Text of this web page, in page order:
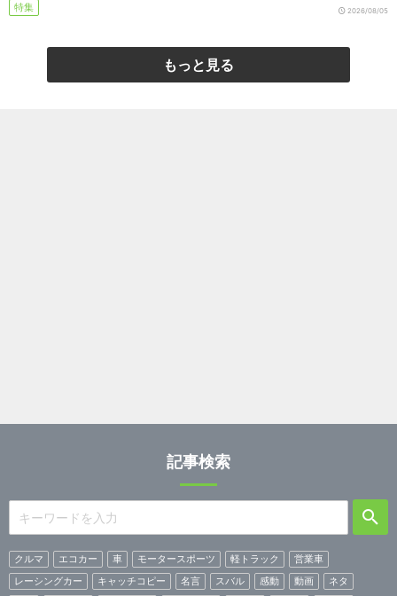
特集 2026/08/05
もっと見る
記事検索
クルマ エコカー 車 モータースポーツ 軽トラック
営業車
レーシングカー
キャッチコピー 名言 スバル 感動 動画
ネタ